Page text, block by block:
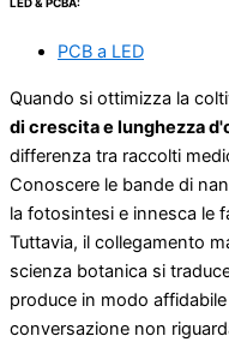
PCB a LED
Quando si ottimizza la
di crescita e lunghezza
differenza tra raccolti
Conoscere le bande di
la fotosintesi e innesca le
Tuttavia, il collegamento
scienza botanica si
produce in modo
conversazione non